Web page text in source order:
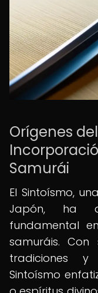
Orígenes
Samurái
El Sintoísmo,
Japón, ha
fundamental
samuráis.
tradiciones y
Sintoísmo